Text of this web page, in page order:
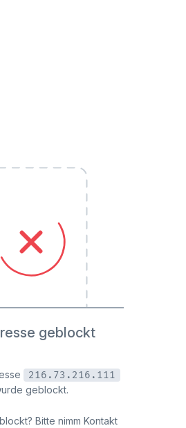
geblockt
216.73.216.111
geblockt.
Bitte nimm Kontakt